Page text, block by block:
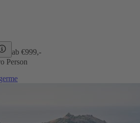
ab €999,-
Person